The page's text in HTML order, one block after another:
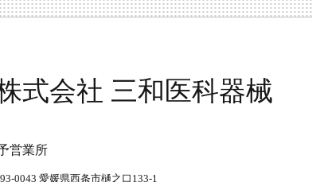
式会社 三和医科器械
営業所
0043 愛媛県西条市樋之口133-1